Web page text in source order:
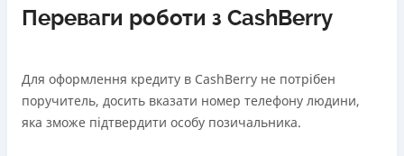
Переваги роботи з CashBerry
Для оформлення кредиту в CashBerry не потрібен
поручитель, досить вказати номер телефону людини,
яка зможе підтвердити особу позичальника.